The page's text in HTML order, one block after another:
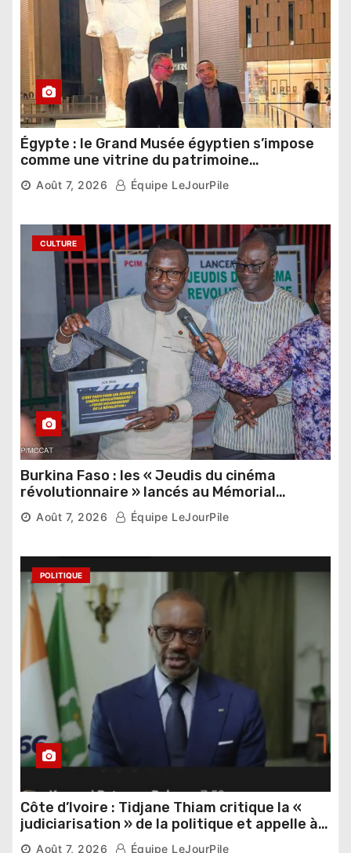
Égypte : le Grand Musée égyptien s’impose
comme une vitrine du patrimoine
pharaonique auprès des dirigeants
étrangers
Août 7, 2026 Équipe LeJourPile
CULTURE
Burkina Faso : les « Jeudis du cinéma
révolutionnaire » lancés au Mémorial
Thomas Sankara
Août 7, 2026 Équipe LeJourPile
POLITIQUE
Côte d’Ivoire : Tidjane Thiam critique la «
judiciarisation » de la politique et appelle à
poursuivre l’apaisement
Août 7, 2026 Équipe LeJourPile